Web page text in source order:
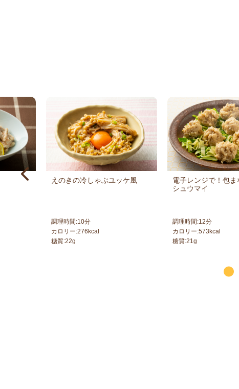
えのきの冷しゃぶユッケ風
調理時間:10分
カロリー:276kcal
糖質:22g
電子レンジで！包ま
シュウマイ
調理時間:12分
カロリー:573kcal
糖質:21 g